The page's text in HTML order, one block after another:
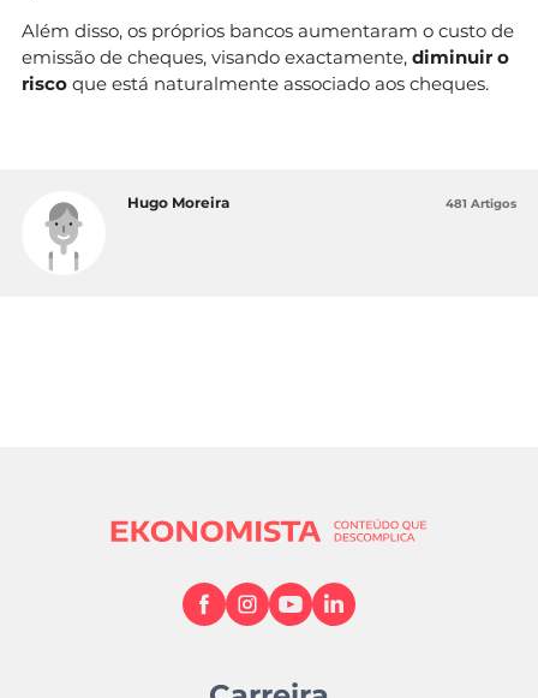
Além disso, os próprios bancos aumentaram o custo de
emissão de cheques, visando exactamente, diminuir o
risco que está naturalmente associado aos cheques.
Hugo Moreira 481 Artigos